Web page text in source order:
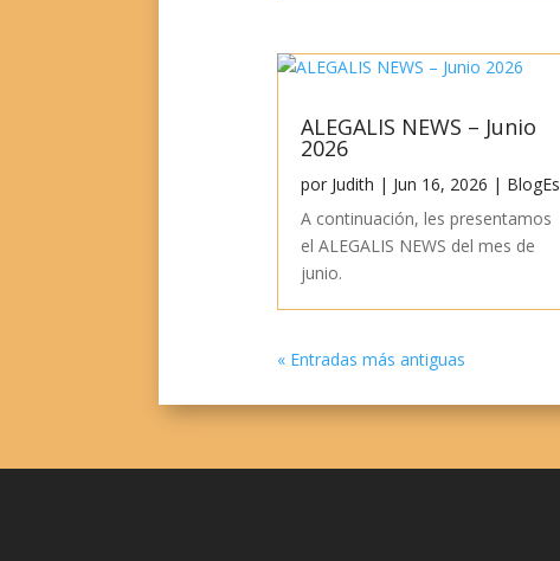
ALEGALIS NEWS – Junio
2026
por Judith | Jun 16, 2026 | BlogEs
A continuación, les presentamos
el ALEGALIS NEWS del mes de
junio.
« Entradas más antiguas